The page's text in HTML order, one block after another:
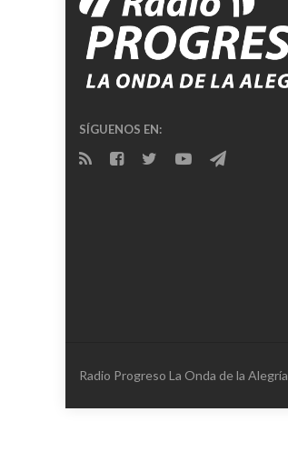
SÍGUENOS EN:
Radio Progreso La Onda de la Alegría